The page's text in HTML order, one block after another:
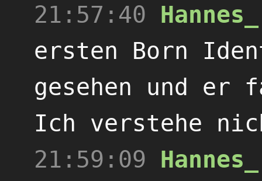
21:57:40
Hannes_
ersten Born
gesehen und er
Ich verstehe
21:59:09
Hannes_